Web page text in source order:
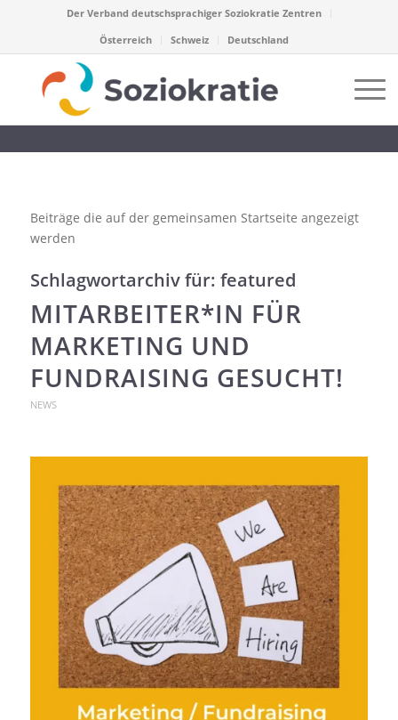
Der Verband deutschsprachiger Soziokratie Zentren
Österreich
Schweiz Deutschland
Beiträge die auf der gemeinsamen Startseite angezeigt
werden
Schlagwortarchiv für: featured
MITARBEITER*IN FÜR
MARKETING UND
FUNDRAISING GESUCHT!
NEWS